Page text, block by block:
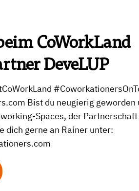
CoWorkLand
DeveLUP
Bist du neugierig geworden
Spaces, der
dich gerne an Rainer unter: